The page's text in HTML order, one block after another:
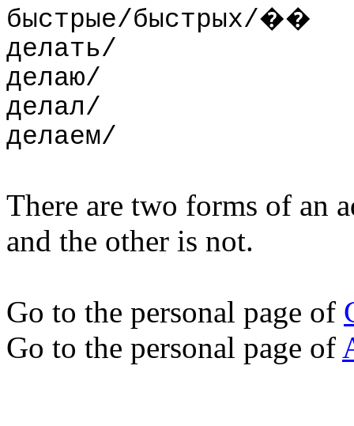
быстрые/быстрых/��
делать/
делаю/
делал/
делаем/
There are two forms of an
and the other is not.
Go to the personal page of
Go to the personal page of